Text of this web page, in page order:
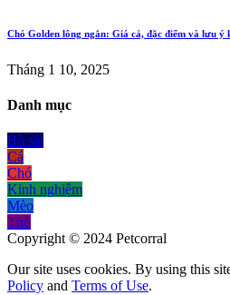
Chó Golden lông ngắn: Giá cả, đặc điểm và lưu ý
Tháng 1 10, 2025
Danh mục
Bò sát
Cá
Chó
Kinh nghiệm
Mèo
Thỏ
Copyright © 2024 Petcorral
Our site uses cookies. By using this
Policy and Terms of Use.